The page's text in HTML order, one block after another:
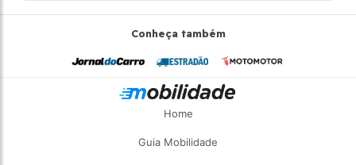
Conheça também
Home
Guia Mobilidade